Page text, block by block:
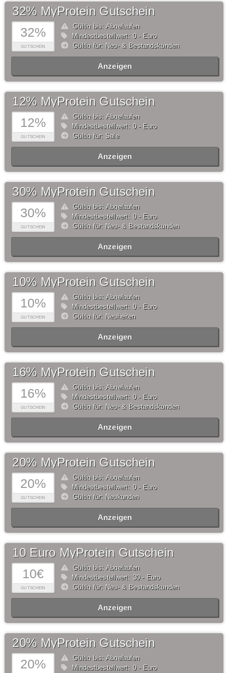
32%
GUTSCHEIN
32% MyProtein Gutschein
Gültig bis: Abgelaufen
Mindestbestellwert: 0,- Euro
Gültig für: Neu- & Bestandskunden
Anzeigen
12%
GUTSCHEIN
12% MyProtein Gutschein
Gültig bis: Abgelaufen
Mindestbestellwert: 0,- Euro
Gültig für: Sale
Anzeigen
30%
GUTSCHEIN
30% MyProtein Gutschein
Gültig bis: Abgelaufen
Mindestbestellwert: 0,- Euro
Gültig für: Neu- & Bestandskunden
Anzeigen
10%
GUTSCHEIN
10% MyProtein Gutschein
Gültig bis: Abgelaufen
Mindestbestellwert: 0,- Euro
Gültig für: Neuheiten
Anzeigen
16%
GUTSCHEIN
16% MyProtein Gutschein
Gültig bis: Abgelaufen
Mindestbestellwert: 0,- Euro
Gültig für: Neu- & Bestandskunden
Anzeigen
20%
GUTSCHEIN
20% MyProtein Gutschein
Gültig bis: Abgelaufen
Mindestbestellwert: 0,- Euro
Gültig für: Neukunden
Anzeigen
10€
GUTSCHEIN
10 Euro MyProtein Gutschein
Gültig bis: Abgelaufen
Mindestbestellwert: 30,- Euro
Gültig für: Neu- & Bestandskunden
Anzeigen
20%
20% MyProtein Gutschein
Gültig bis: Abgelaufen
Mindestbestellwert: 0,- Euro